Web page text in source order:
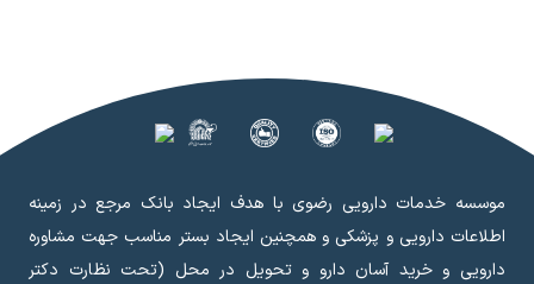
موسسه خدمات دارویی رضوی با هدف ایجاد بانک مرجع در زمینه
اطلاعات دارویی و پزشکی و همچنین ایجاد بستر مناسب جهت مشاوره
دارویی و خرید آسان دارو و تحویل در محل (تحت نظارت دکتر